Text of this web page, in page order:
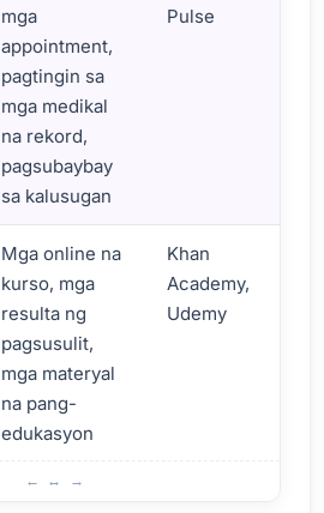
mga
appointment,
pagtingin sa
mga medikal
na rekord,
pagsubaybay
sa kalusugan
Pulse
Mga online na
kurso, mga
resulta ng
pagsusulit,
mga materyal
na pang-
edukasyon
Khan
Academy,
Udemy